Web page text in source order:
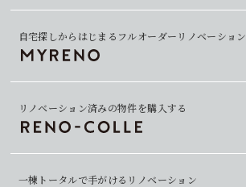
自宅探しからはじまるフルオーダーリノベーション
リノベーション済みの物件を購入する
一棟トータルで手がけるリノベーション